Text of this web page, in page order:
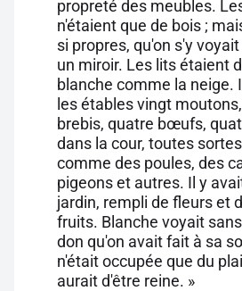
propreté des meubles.
n'étaient que de bois ;
si propres, qu'on s'y
un miroir. Les lits étaient
blanche comme la neige.
les étables vingt
brebis, quatre bœufs,
dans la cour, toutes
comme des poules, des
pigeons et autres. Il y
jardin, rempli de fleurs et
fruits. Blanche voyait
don qu'on avait fait à sa
n'était occupée que du
aurait d'être reine. »